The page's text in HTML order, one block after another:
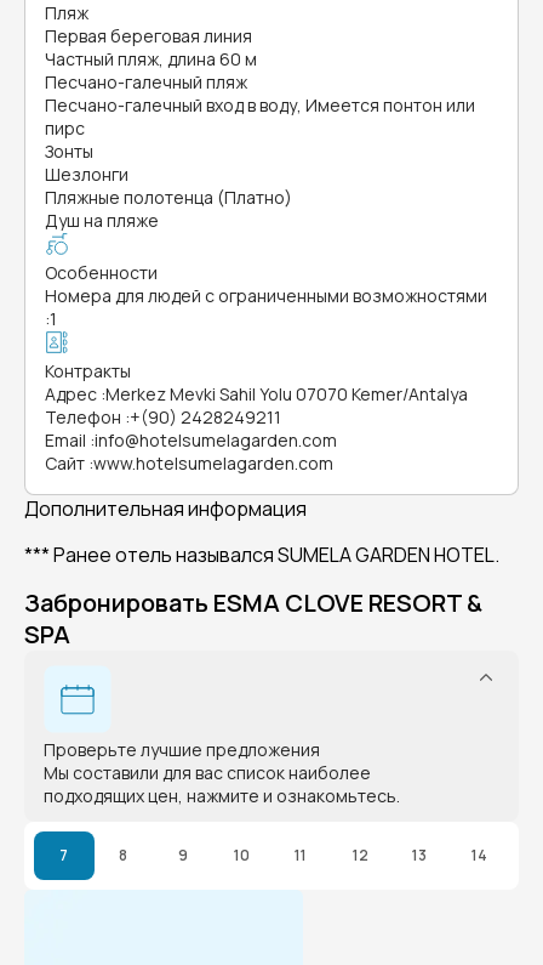
Пляж
Первая береговая линия
Частный пляж, длина 60 м
Песчано-галечный пляж
Песчано-галечный вход в воду, Имеется понтон или
пирс
Зонты
Шезлонги
Пляжные полотенца (Платно)
Душ на пляже
Особенности
Номера для людей с ограниченными возможностями
:1
Контракты
Адрес :Merkez Mevki Sahil Yolu 07070 Kemer/Antalya
Телефон :+(90) 2428249211
Email :info@hotelsumelagarden.com
Сайт :www.hotelsumelagarden.com
Дополнительная информация
*** Ранее отель назывался SUMELA GARDEN HOTEL.
Забронировать ESMA CLOVE RESORT &
SPA
Проверьте лучшие предложения
Мы составили для вас список наиболее
подходящих цен, нажмите и ознакомьтесь.
7 8 9 10 11 12 13 14